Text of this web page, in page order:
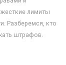
лимиты
Разберемся, кто
штрафов.